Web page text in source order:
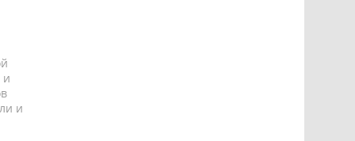
и
и